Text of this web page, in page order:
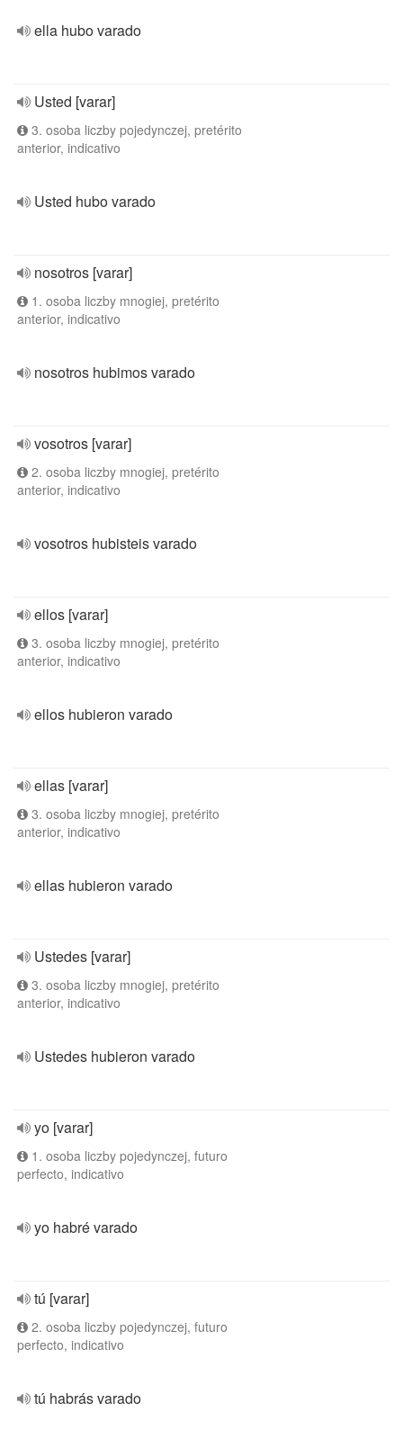
ella hubo varado
Usted [varar]
3. osoba liczby pojedynczej, pretérito
anterior, indicativo
Usted hubo varado
nosotros [varar]
1. osoba liczby mnogiej, pretérito
anterior, indicativo
nosotros hubimos varado
vosotros [varar]
2. osoba liczby mnogiej, pretérito
anterior, indicativo
vosotros hubisteis varado
ellos [varar]
3. osoba liczby mnogiej, pretérito
anterior, indicativo
ellos hubieron varado
ellas [varar]
3. osoba liczby mnogiej, pretérito
anterior, indicativo
ellas hubieron varado
Ustedes [varar]
3. osoba liczby mnogiej, pretérito
anterior, indicativo
Ustedes hubieron varado
yo [varar]
1. osoba liczby pojedynczej, futuro
perfecto, indicativo
yo habré varado
tú [varar]
2. osoba liczby pojedynczej, futuro
perfecto, indicativo
tú habrás varado